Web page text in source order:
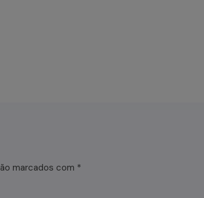
marcados com *